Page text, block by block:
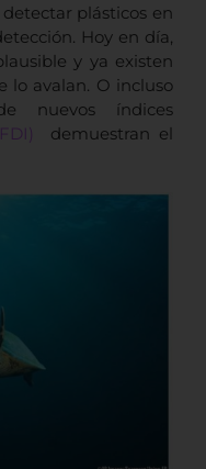
plásticos en
Hoy en día,
y ya existen
lo avalan. O incluso
nuevos índices
demuestran el